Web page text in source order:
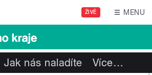
ŽIVĚ MENU
Jak nás naladíte Více…